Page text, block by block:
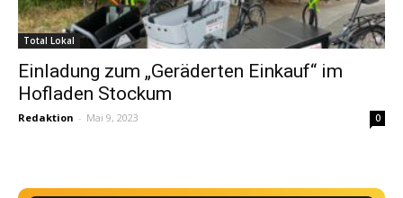
Total Lokal
Einladung zum „Geräderten Einkauf“ im
Hofladen Stockum
Redaktion - Mai 9, 2023 0